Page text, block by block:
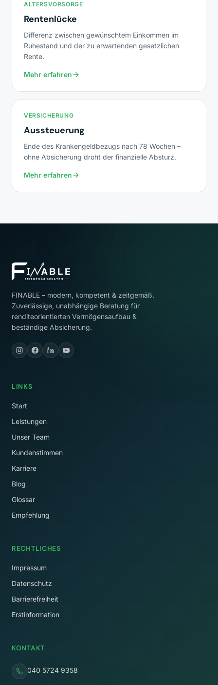
ALTERSVORSORGE
Rentenlücke
Differenz zwischen gewünschtem Einkommen im
Ruhestand und der zu erwartenden gesetzlichen
Rente.
Mehr erfahren
VERSICHERUNG
Aussteuerung
Ende des Krankengeldbezugs nach 78 Wochen –
ohne Absicherung droht der finanzielle Absturz.
Mehr erfahren
FINABLE – modern, kompetent & zeitgemäß.
Zuverlässige, unabhängige Beratung für
renditeorientierten Vermögensaufbau &
beständige Absicherung.
LINKS
Start
Leistungen
Unser Team
Kundenstimmen
Karriere
Blog
Glossar
Empfehlung
RECHTLICHES
Impressum
Datenschutz
Barrierefreiheit
Erstinformation
KONTAKT
040 5724 9358